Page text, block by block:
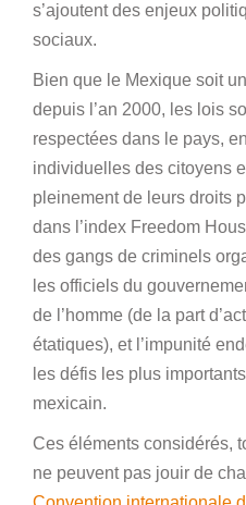
s’ajoutent des enjeux
sociaux.
Bien que le Mexique soit
depuis l’an 2000, les lois
respectées dans le pays,
individuelles des citoyens
pleinement de leurs droits
dans l’index Freedom
des gangs de criminels
les officiels du
de l’homme (de la part
étatiques), et l’impunité
les défis les plus
mexicain.
Ces éléments considérés,
ne peuvent pas jouir de